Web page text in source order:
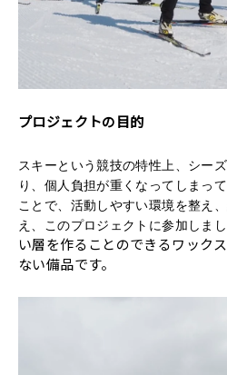
プロジェクトの目的
スキーという競技の特性上、シー
り、個人負担が重くなってしまっ
ことで、活動しやすい環境を整え
え、このプロジェクトに参加しま
い層を作ることのできるワック
ない備品です。